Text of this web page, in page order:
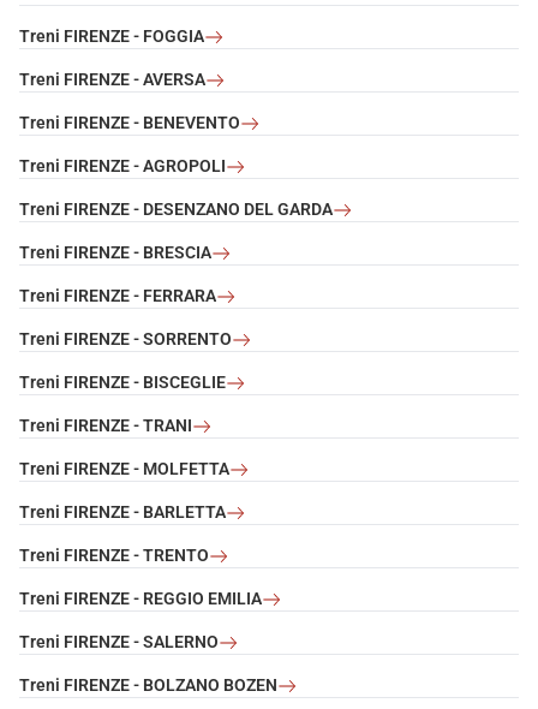
Treni FIRENZE - FOGGIA
Treni FIRENZE - AVERSA
Treni FIRENZE - BENEVENTO
Treni FIRENZE - AGROPOLI
Treni FIRENZE - DESENZANO DEL GARDA
Treni FIRENZE - BRESCIA
Treni FIRENZE - FERRARA
Treni FIRENZE - SORRENTO
Treni FIRENZE - BISCEGLIE
Treni FIRENZE - TRANI
Treni FIRENZE - MOLFETTA
Treni FIRENZE - BARLETTA
Treni FIRENZE - TRENTO
Treni FIRENZE - REGGIO EMILIA
Treni FIRENZE - SALERNO
Treni FIRENZE - BOLZANO BOZEN